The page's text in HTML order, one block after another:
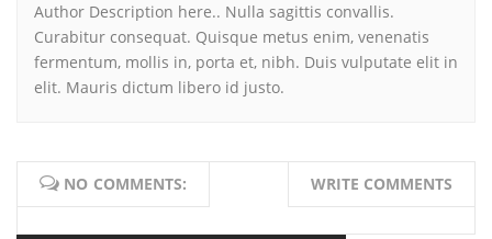
Author Description here.. Nulla sagittis convallis.
Curabitur consequat. Quisque metus enim, venenatis
fermentum, mollis in, porta et, nibh. Duis vulputate elit in
elit. Mauris dictum libero id justo.
NO COMMENTS: WRITE COMMENTS